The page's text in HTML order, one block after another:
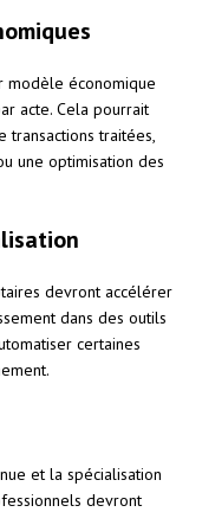
économique
acte. Cela pourrait
traitées,
une optimisation des
devront accélérer
dans des outils
certaines
et la spécialisation
devront